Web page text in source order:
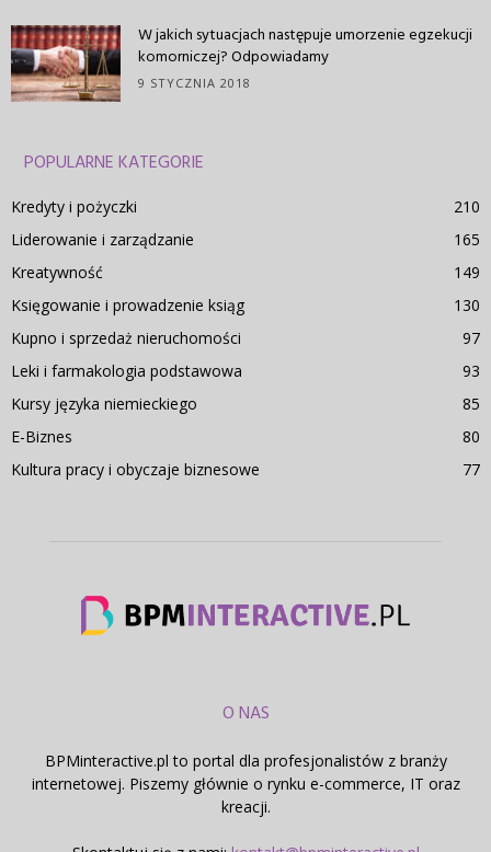
W jakich sytuacjach następuje umorzenie egzekucji
komorniczej? Odpowiadamy
9 STYCZNIA 2018
POPULARNE KATEGORIE
Kredyty i pożyczki
210
Liderowanie i zarządzanie
165
Kreatywność
149
Księgowanie i prowadzenie ksiąg
130
Kupno i sprzedaż nieruchomości
97
Leki i farmakologia podstawowa
93
Kursy języka niemieckiego
85
E-Biznes
80
Kultura pracy i obyczaje biznesowe
77
O NAS
BPMinteractive.pl to portal dla profesjonalistów z branży
internetowej. Piszemy głównie o rynku e-commerce, IT oraz
kreacji.